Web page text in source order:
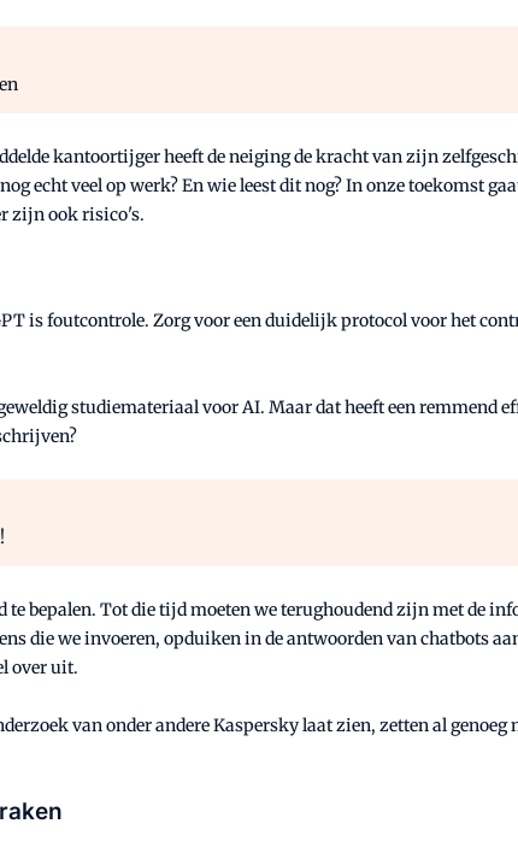
kantoortijger heeft de neiging de kracht van zijn
echt veel op werk? En wie leest dit nog? In onze toekomst
zijn ook risico's.
is foutcontrole. Zorg voor een duidelijk protocol voor het
studiemateriaal voor AI. Maar dat heeft een remmend
bepalen. Tot die tijd moeten we terughoudend zijn met de
die we invoeren, opduiken in de antwoorden van chatbots
over uit.
van onder andere Kaspersky laat zien, zetten al